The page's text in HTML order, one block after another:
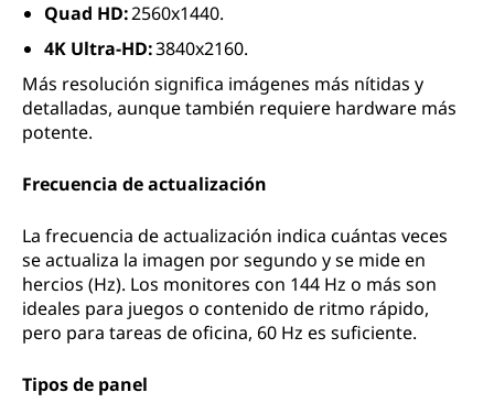
Quad HD:2560x1440.
4K Ultra-HD:3840x2160.
Más resolución significa imágenes más nítidas y
detalladas, aunque también requiere hardware más
potente.
Frecuencia de actualización
La frecuencia de actualización indica cuántas veces
se actualiza la imagen por segundo y se mide en
hercios (Hz). Los monitores con 144 Hz o más son
ideales para juegos o contenido de ritmo rápido,
pero para tareas de oficina, 60 Hz es suficiente.
Tipos de panel